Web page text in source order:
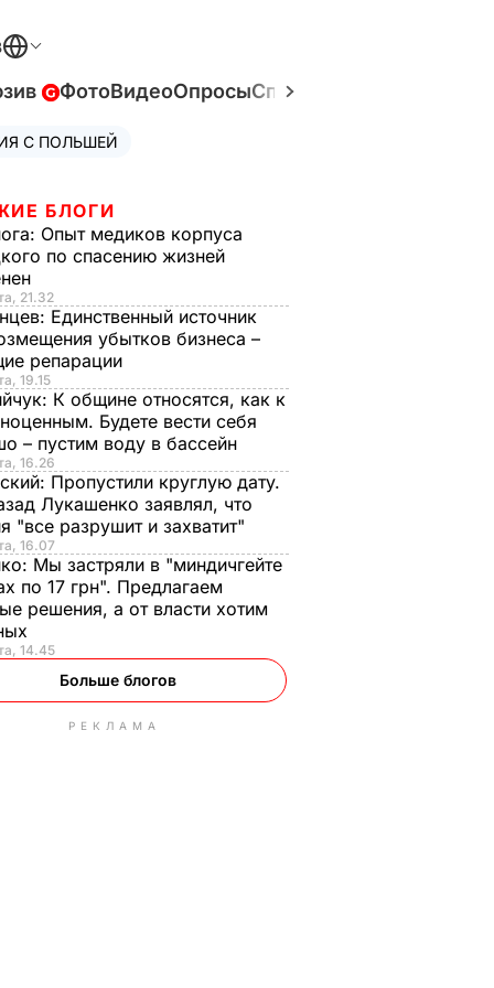
ФотоВидеоОпросыСпецпроекты
С ПОЛЬШЕЙ
БЛОГИ
Опыт медиков корпуса
по спасению жизней
21.32
Единственный источник
убытков бизнеса –
репарации
19.15
К общине относятся, как к
Будете вести себя
– пустим воду в бассейн
16.26
Пропустили круглую дату.
Лукашенко заявлял, что
"все разрушит и захватит"
16.07
Мы застряли в "миндичгейте
по 17 грн". Предлагаем
решения, а от власти хотим
14.45
Больше блогов
РЕКЛАМА